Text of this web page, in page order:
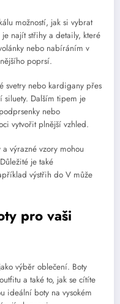
možností, jak si vybrat
najít střihy a detaily, které
nebo nabíráním v
poprsí.
svetry nebo kardigany přes
Dalším tipem je
nebo
vytvořit plnější vzhled.
výrazné vzory mohou
je také
výstřih do V může
pro vaši
výběr oblečení. Boty
a také to, jak se cítíte
ideální boty na vysokém